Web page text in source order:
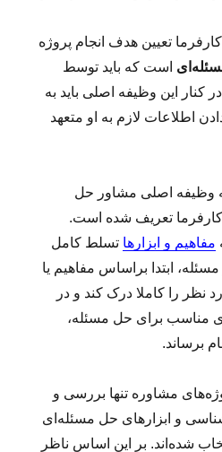
تعیین هدف انجام پروژه
است که باید توسط
این وظیفه اصلی باید به
اطلاعات لازم به او متعهد
اصلی مشاور حل
تعریف شده است.
مفاهیم و ابزارها تسلط کامل
ابتدا براساس مفاهیم یا
نظر را کاملا درک کند و در
مناسب برای حل مسئله،
برساند.
مشاوره تنها بررسی و
و ابزارهای حل مسئله‌ای
شده‌اند. بر این اساس ناظر